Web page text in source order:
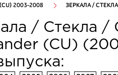
(CU) 2003-2008 ЗЕРКАЛА /
/ Стекла /
(CU)